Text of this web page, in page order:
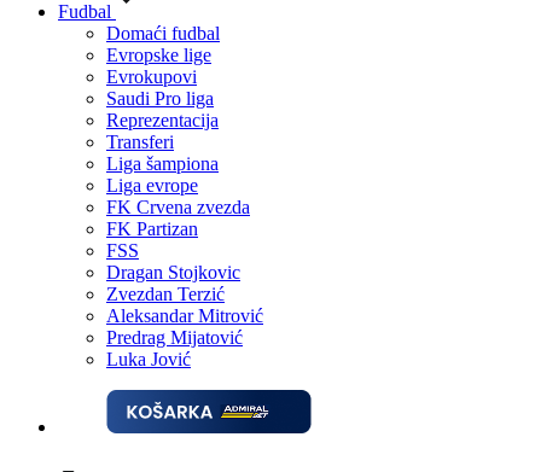
Fudbal
Domaći fudbal
Evropske lige
Evrokupovi
Saudi Pro liga
Reprezentacija
Transferi
Liga šampiona
Liga evrope
FK Crvena zvezda
FK Partizan
FSS
Dragan Stojkovic
Zvezdan Terzić
Aleksandar Mitrović
Predrag Mijatović
Luka Jović